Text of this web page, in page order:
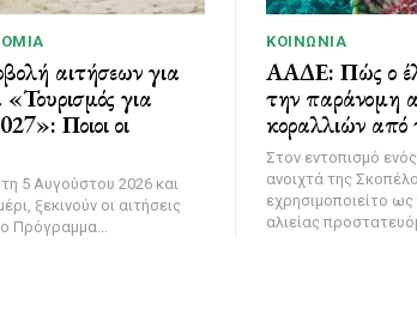
αιτήσεων για
για
Ποιοι οι
5 Αυγούστου 2026 και
ξεκινούν οι αιτήσεις
Πρόγραμμα...
ΚΟΙΝΩΝΊΑ
ΑΑΔΕ: Πώς ο
την παράνομη
κοραλλιών από
Στον εντοπισμό
ανοιχτά της
εχρησιμοποιείτο
αλιείας